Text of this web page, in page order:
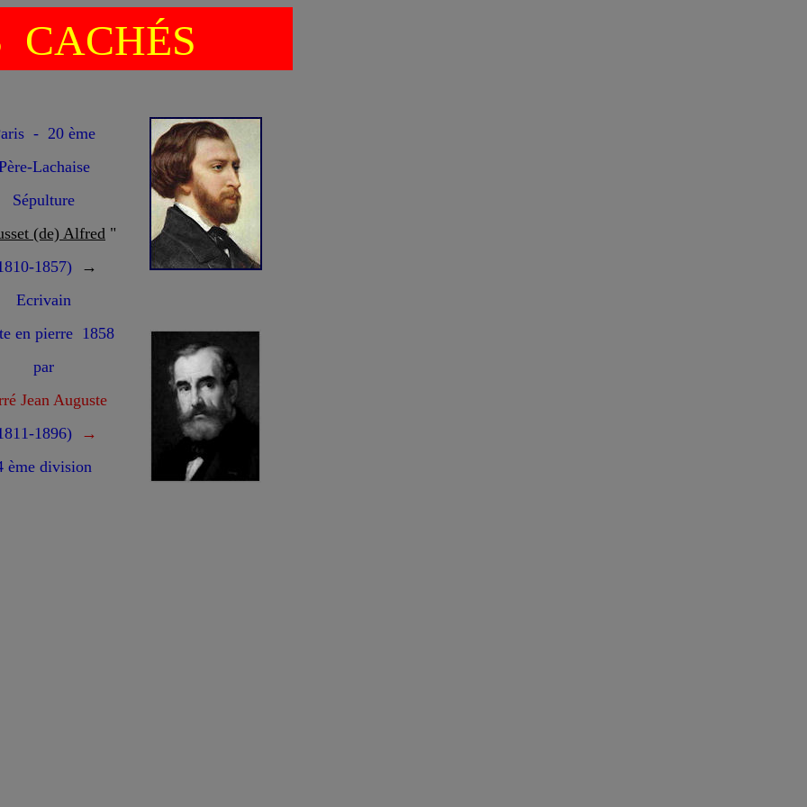
CACHÉS
- 20 ème
Lachaise
Sépulture
(de) Alfred "
1857)
→
Ecrivain
en pierre 1858
par
Jean Auguste
1896)
→
ème division